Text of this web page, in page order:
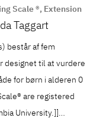
Scale ®, Extension
Taggart
består af fem
designet til at vurdere
for børn i alderen 0
are registered
University.]]…